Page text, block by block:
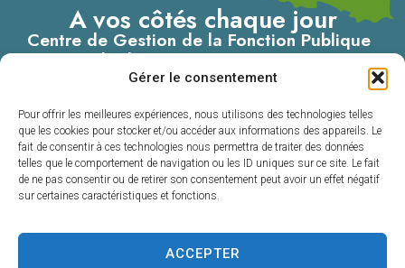
Gérer le consentement
Pour offrir les meilleures expériences, nous utilisons des technologies telles
que les cookies pour stocker et/ou accéder aux informations des appareils. Le
fait de consentir à ces technologies nous permettra de traiter des données
telles que le comportement de navigation ou les ID uniques sur ce site. Le fait
de ne pas consentir ou de retirer son consentement peut avoir un effet négatif
sur certaines caractéristiques et fonctions.
ACCEPTER
A vos côtés chaque jour
Centre de Gestion de la Fonction Publique
Territoriale du Gers
4, Place du Maréchal Lannes
– B.P. 80002
32001 AUCH CEDEX
05 62 60 15 00
Nous contacter